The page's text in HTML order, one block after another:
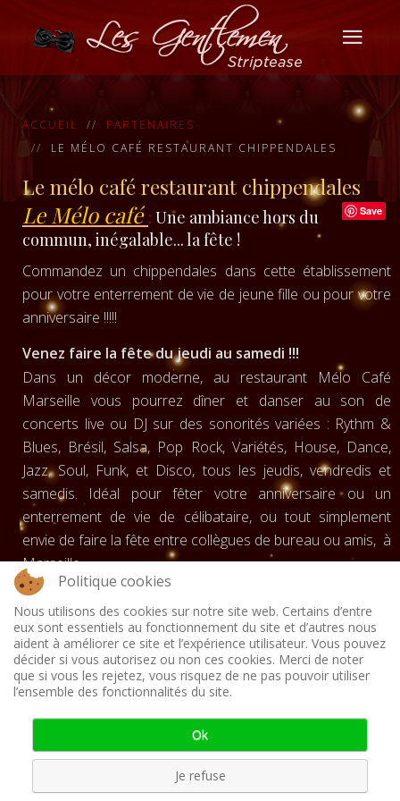
ACCUEIL
PARTENAIRES
LE MÉLO CAFÉ RESTAURANT CHIPPENDALES
Le mélo café restaurant chippendales
Save
Le Mélo café : Une ambiance hors du
commun, inégalable... la fête !
Commandez un chippendales dans cette établissement
pour votre enterrement de vie de jeune fille ou pour votre
anniversaire !!!!!
Venez faire la fête du jeudi au samedi !!!
Dans un décor moderne, au restaurant Mélo Café
Marseille vous pourrez dîner et danser au son de
concerts live ou DJ sur des sonorités variées : Rythm &
Blues, Brésil, Salsa, Pop Rock, Variétés, House, Dance,
Jazz, Soul, Funk, et Disco, tous les jeudis, vendredis et
samedis. Idéal pour fêter votre anniversaire ou un
enterrement de vie de célibataire, ou tout simplement
envie de faire la fête entre collègues de bureau ou amis, à
Marseille.
Cliquez ici pour
PARTENAIRES
POLITIQUE DE CONFIDENTIALITÉ
Politique cookies
Nous utilisons des cookies sur notre site web. Certains d’entre
eux sont essentiels au fonctionnement du site et d’autres nous
aident à améliorer ce site et l’expérience utilisateur. Vous pouvez
décider si vous autorisez ou non ces cookies. Merci de noter
que si vous les rejetez, vous risquez de ne pas pouvoir utiliser
l’ensemble des fonctionnalités du site.
Ok
Je refuse